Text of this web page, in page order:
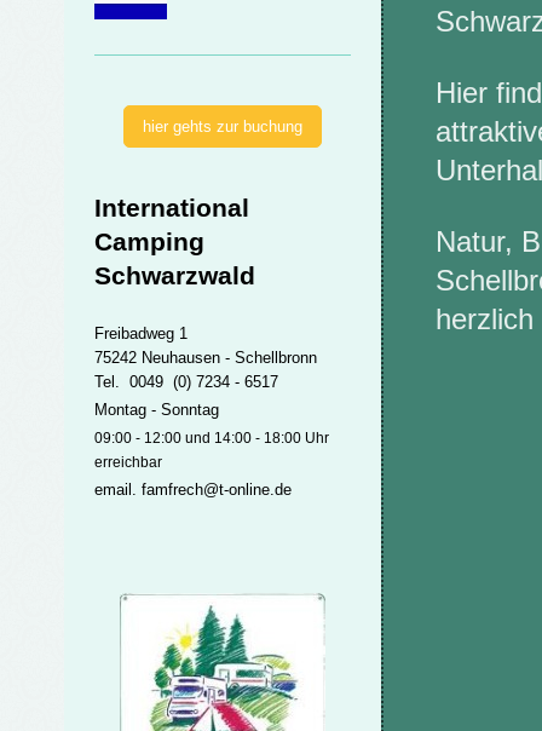
Hier
Natur,
hier gehts zur buchung
International
Camping
Schwarzwald
Freibadweg 1
75242 Neuhausen - Schellbronn
Tel. 0049 (0) 7234 - 6517
Montag - Sonntag
09:00 - 12:00 und 14:00 - 18:00 Uhr
erreichbar
email. famfrech@t-online.de